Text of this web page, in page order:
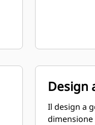
Design
Il design a